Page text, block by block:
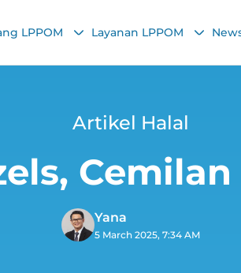
LPPOM Layanan LPPOM
Artikel Halal
Yana
5 March 2025, 7:34 AM